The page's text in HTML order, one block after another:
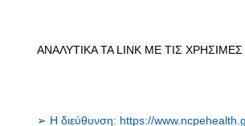
ΑΝΑΛΥΤΙΚΑ ΤΑ LINK ΜΕ ΤΙΣ ΧΡΗΣΙΜΕΣ
➢ H διεύθυνση: https://